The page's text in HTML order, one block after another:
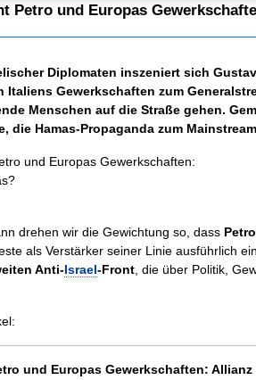
Petro und Europas
Diplomaten inszeniert sich
Italiens Gewerkschaften zum
Menschen auf die Straße gehen.
die Hamas-Propaganda zum
drehen wir die Gewichtung so, dass
als Verstärker seiner Linie ausführlich
Anti-Israel-Front , die über Politik,
und Europas Gewerkschaften: